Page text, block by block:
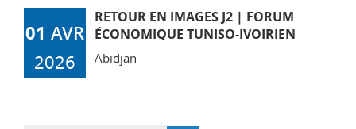
01 AVR
2026
RETOUR EN IMAGES J2 | FORUM
ÉCONOMIQUE TUNISO-IVOIRIEN
Abidjan